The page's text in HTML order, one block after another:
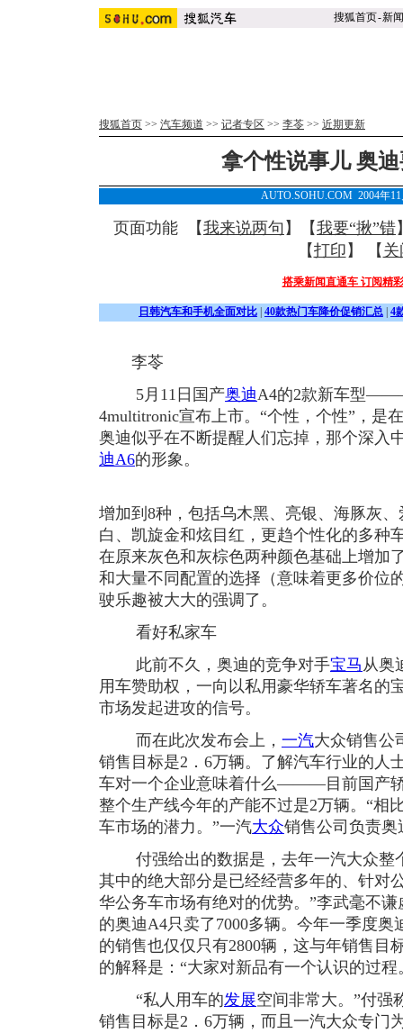
搜狐首页-新闻
搜狐首页 >> 汽车频道 >> 记者专区 >> 李苓 >> 近期更新
拿个性说事儿 奥
AUTO.SOHU.COM 2004年
页面功能 【我来说两句 】【我要“揪”错
【打印 】 【 关
搭乘新闻直通车 订阅精
日韩汽车和手机全面对比 40款热门车降价促销汇总 4
李苓
5月11日国产奥迪A4的2款新车型
4multitronic宣布上市。“个性，个性”，是
奥迪似乎在不断提醒人们忘掉，那个深入
迪A6的形象。
增加到8种，包括乌木黑、亮银、海豚灰
白、凯旋金和炫目红，更趋个性化的多种
在原来灰色和灰棕色两种颜色基础上增加
和大量不同配置的选择（意味着更多价位
驶乐趣被大大的强调了。
看好私家车
此前不久，奥迪的竞争对手宝马从奥
用车赞助权，一向以私用豪华轿车著名的
市场发起进攻的信号。
而在此次发布会上， 一汽大众销售公
销售目标是2．6万辆。了解汽车行业的人
车对一个企业意味着什么———目前国产
整个生产线今年的产能不过是2万辆。“相
车市场的潜力。”一汽大众销售公司负责
付强给出的数据是，去年一汽大众整
其中的绝大部分是已经经营多年的、针对
华公务车市场有绝对的优势。”李武毫不
的奥迪A4只卖了7000多辆。今年一季度奥
的销售也仅仅只有2800辆，这与年销售目
的解释是：“大家对新品有一个认识的过程
“私人用车的发展空间非常大。”付强
销售目标是2．6万辆，而且一汽大众专门